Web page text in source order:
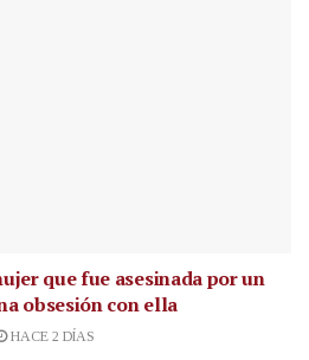
que fue asesinada por un
obsesión con ella
HACE 2 DÍAS